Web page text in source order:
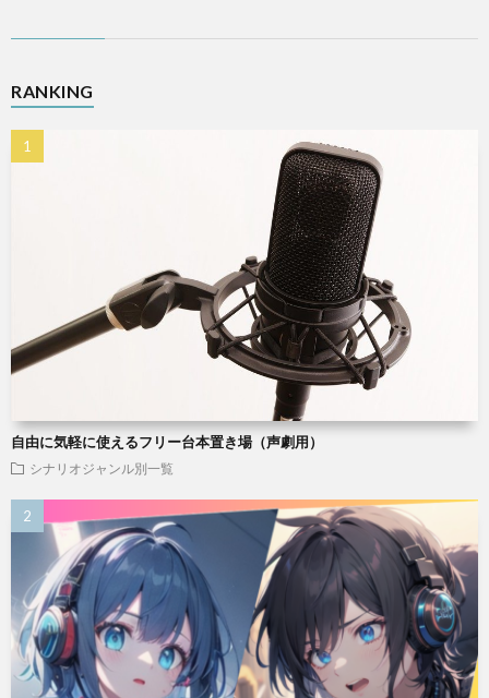
RANKING
自由に気軽に使えるフリー台本置き場（声劇用）
シナリオジャンル別一覧